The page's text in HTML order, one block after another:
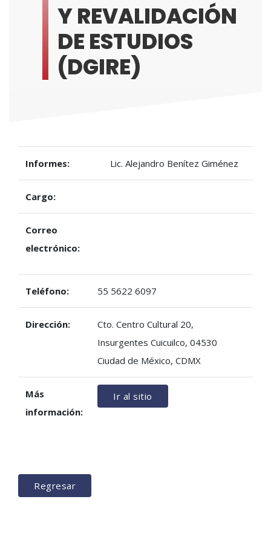
Y REVALIDACIÓN
DE ESTUDIOS
(DGIRE)
Informes: Lic. Alejandro Benítez Giménez
Cargo:
Correo
electrónico:
Teléfono: 55 5622 6097
Dirección:
Cto. Centro Cultural 20,
Insurgentes Cuicuilco, 04530
Ciudad de México, CDMX
Más
información:
Ir al sitio
Regresar